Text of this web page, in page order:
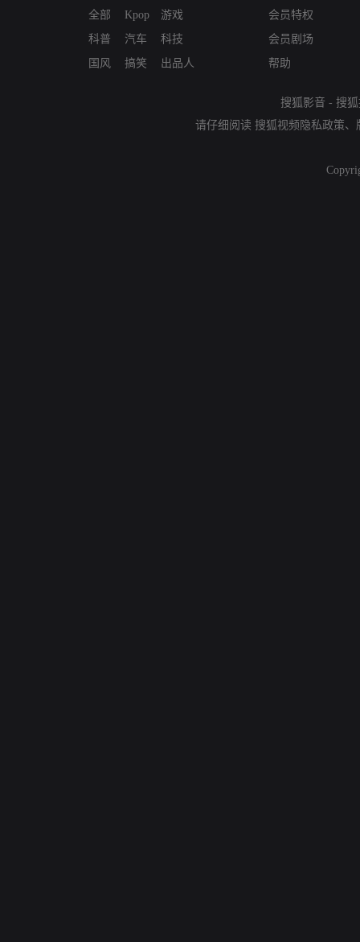
全部
科普
国风
Kpop
汽车
搞笑
游戏
科技
出品人
会员特权
会员剧场
帮助
搜狐影音 - 搜
请仔细阅读 搜狐视频隐私政策、